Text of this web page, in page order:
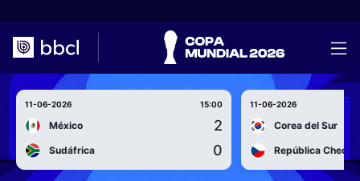
11-06-2026 15:00
México 2
Sudáfrica 0
11-06-2026
Corea del Sur
República Checa